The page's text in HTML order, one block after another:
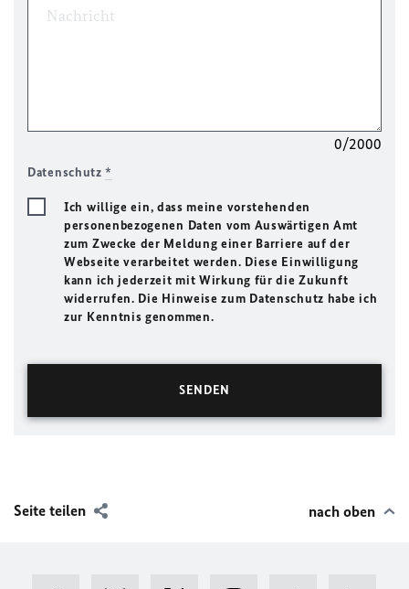
0/2000
Datenschutz*
Ich willige ein, dass meine vorstehenden
personenbezogenen Daten vom Auswärtigen Amt
zum Zwecke der Meldung einer Barriere auf der
Webseite verarbeitet werden. Diese Einwilligung
kann ich jederzeit mit Wirkung für die Zukunft
widerrufen. Die Hinweise zum Datenschutz habe ich
zur Kenntnis genommen.
Seite teilen nach oben